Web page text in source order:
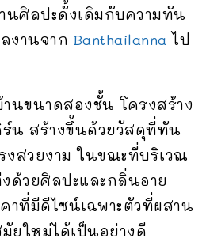
นศิลปะดั้งเดิมกับความทัน
งานจาก Banthailanna ไป
นขนาดสองชั้น โครงสร้าง
ร์น สร้างขึ้นด้วยวัสดุที่ทัน
งสวยงาม ในขณะที่บริเวณ
ด้วยศิลปะและกลิ่นอาย
ที่มีดีไซน์เฉพาะตัวที่ผสาน
ยใหม่ได้เป็นอย่างดี